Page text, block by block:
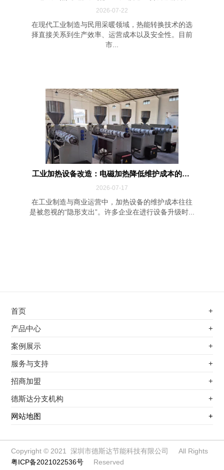
2026-07-22
在现代工业制造与民用采暖领域，热能转换技术的选
择直接关系到生产效率、运营成本以及安全性。目前
市...
工业加热设备改造：电磁加热降低维护成本的四...
2026-07-17
在工业制造与商业运营中，加热设备的维护成本往往
是被忽视的“隐形支出”。许多企业在进行设备升级时...
首页 +
不锈钢专用电磁加热器
电磁蒸汽发生器
电磁加热棒配件
扩散泵电磁加热器
柜式电磁加热器
电磁锅炉配件
产品中心 +
不锈钢专用电磁加热器
电磁蒸汽发生器
电磁加热棒配件
变频电磁采暖炉
柜式电磁加热器
案例展示 +
最新案例
其他应用
服务与支持 +
服务覆盖网络
服务流程
招商加盟 +
前景分析
加盟条件
加盟流程
德斯达分支机构 +
江信电子机构
网站地图 +
Copyright © 2021 深圳市德斯达节能科技有限公司 All Rights
Reserved
粤ICP备2021022536号